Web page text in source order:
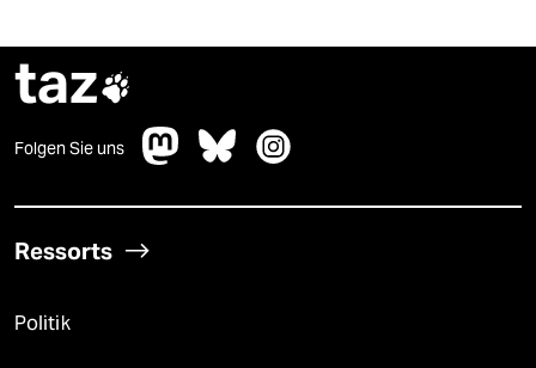
taz
Folgen Sie uns
Ressorts
Politik